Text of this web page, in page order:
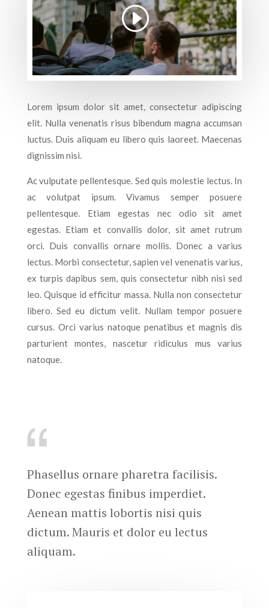
Lorem ipsum dolor sit amet, consectetur adipiscing
elit. Nulla venenatis risus bibendum magna accumsan
luctus. Duis aliquam eu libero quis laoreet. Maecenas
dignissim nisi.
Ac vulputate pellentesque. Sed quis molestie lectus. In
ac volutpat ipsum. Vivamus semper posuere
pellentesque. Etiam egestas nec odio sit amet
egestas. Etiam et convallis dolor, sit amet rutrum
orci. Duis convallis ornare mollis. Donec a varius
lectus. Morbi consectetur, sapien vel venenatis varius,
ex turpis dapibus sem, quis consectetur nibh nisi sed
leo. Quisque id efficitur massa. Nulla non consectetur
libero. Sed eu dictum velit. Nullam tempor posuere
cursus. Orci varius natoque penatibus et magnis dis
parturient montes, nascetur ridiculus mus varius
natoque.
Phasellus ornare pharetra facilisis.
Donec egestas finibus imperdiet.
Aenean mattis lobortis nisi quis
dictum. Mauris et dolor eu lectus
aliquam.